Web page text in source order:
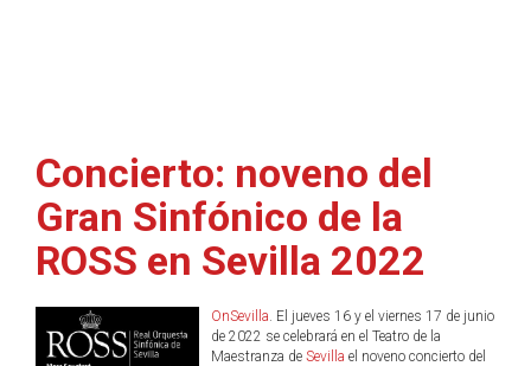
Concierto: noveno del
Gran Sinfónico de la
ROSS en Sevilla 2022
OnSevilla. El jueves 16 y el viernes 17 de junio
de 2022 se celebrará en el Teatro de la
Maestranza de Sevilla el noveno concierto del